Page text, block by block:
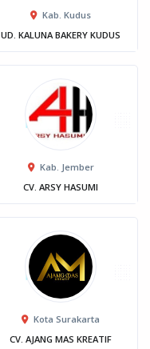
Kab. Kudus
UD. KALUNA BAKERY KUDUS
Kab. Jember
CV. ARSY HASUMI
Kota Surakarta
CV. AJANG MAS KREATIF